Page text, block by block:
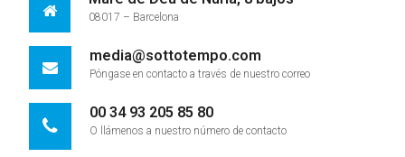
08017 – Barcelona
media@sottotempo.com
Póngase en contacto a través de nuestro correo
00 34 93 205 85 80
O llámenos a nuestro número de contacto